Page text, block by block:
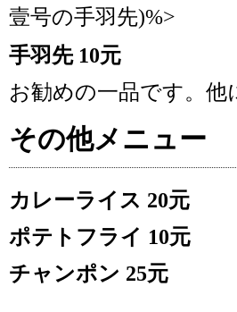
壹号の手羽先)%>
手羽先 10元
お勧めの一品です。
その他メニュー
カレーライス 20元
ポテトフライ 10元
チャンポン 25元